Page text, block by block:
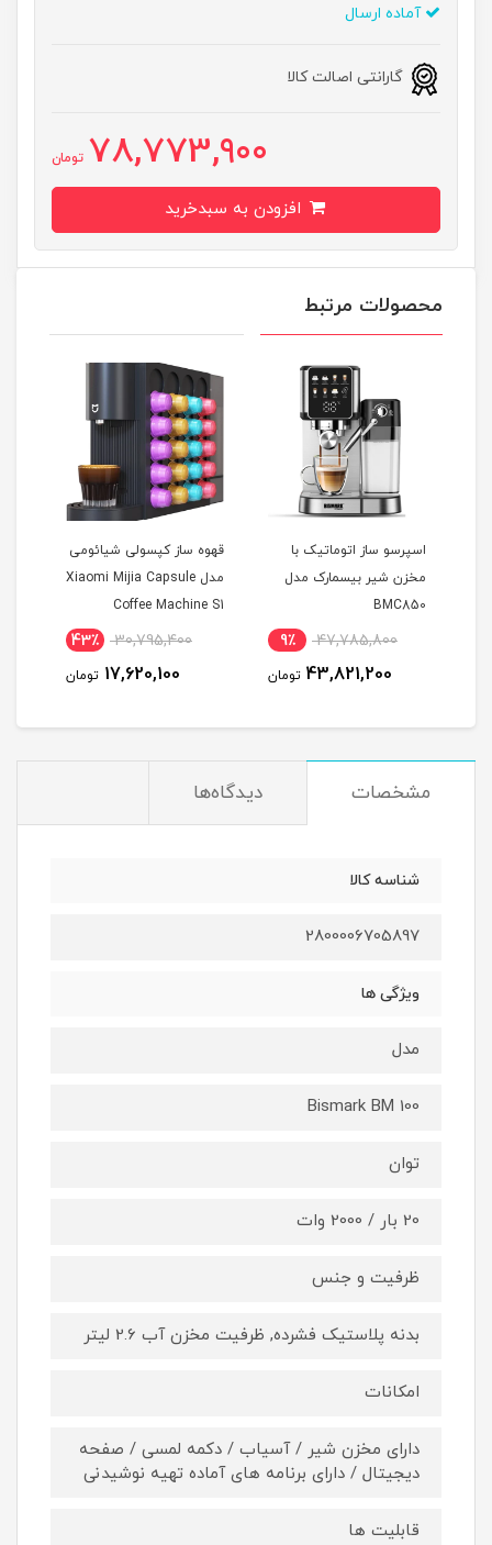
آماده ارسال
گارانتی اصالت کالا
78,773,900 تومان
محصولات مرتبط
اسپرسو ساز اتوماتیک با
مخزن شیر بیسمارک مدل
BMC850
47,785,800 9٪
43,821,200 تومان
قهوه ساز کپسولی شیائومی
مدل ‏Xiaomi Mijia Capsule
Coffee Machine S1
30,795,400 43٪
17,620,100 تومان
مشخصات دیدگاه‌ها
شناسه کالا
2800006705897
ویژگی ها
مدل
Bismark BM 100
توان
20 بار / 2000 وات
ظرفیت و جنس
بدنه پلاستیک فشرده, ظرفیت مخزن آب 2.6 لیتر
امکانات
دارای مخزن شیر / آسیاب / دکمه لمسی / صفحه
دیجیتال / دارای برنامه های آماده تهیه نوشیدنی
قابلیت ها